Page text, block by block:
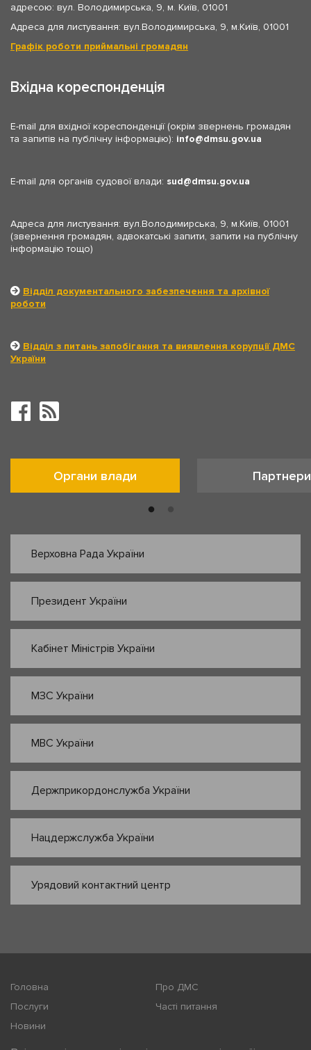
адресою: вул. Володимирська, 9, м. Київ, 01001
Адреса для листування: вул.Володимирська, 9, м.Київ, 01001
Графік роботи приймальні громадян
Вхідна кореспонденція
E-mail для вхідної кореспонденції (окрім звернень громадян
та запитів на публічну інформацію): info dmsu.gov.ua
E-mail для органів судової влади: sud dmsu.gov.ua
Адреса для листування: вул.Володимирська, 9, м.Київ, 01001
(звернення громадян, адвокатські запити, запити на публічну
інформацію тощо)
Відділ документального забезпечення та архівної
роботи
Відділ з питань запобігання та виявлення корупції ДМС
України
Органи влади Партнери
Верховна Рада України
Президент України
Кабінет Міністрів України
МЗС України
МВС України
Держприкордонслужба України
Нацдержслужба України
Урядовий контактний центр
Головна
Про ДМС
Послуги
Часті питання
Новини